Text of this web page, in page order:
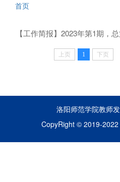
首页
【工作简报】2023年第1期，
上页 1 下页
洛阳师范学院教师
CopyRight © 2019-